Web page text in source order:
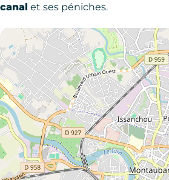
canal et ses péniches.